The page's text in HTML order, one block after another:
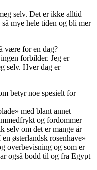
selv. Det er ikke alltid
mye hele tiden og bli mer
være for en dag?
forbilder. Jeg er
selv. Hver dag er
betyr noe spesielt for
med blant annet
og fordommer
selv om det er mange år
østerlandsk rosenhave»
overbevisning og som er
også bodd til og fra Egypt